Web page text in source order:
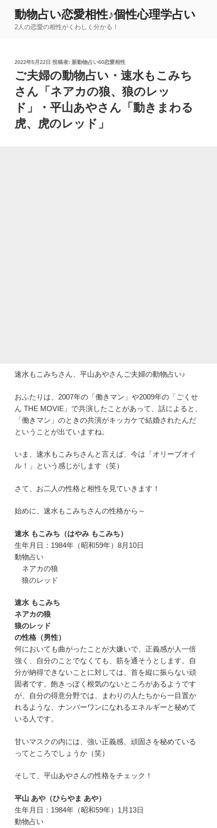
動物占い恋愛相性♪個性心理学占い
2人の恋愛の相性がくわしく分かる！
投
稿
日:
2022年5月22日 投稿者: 新動物占い60恋愛相性
ご夫婦の動物占い・速水もこみち
さん「ネアカの狼、狼のレッ
ド」・平山あやさん「動きまわる
虎、虎のレッド」
速水もこみちさん、平山あやさんご夫婦の動物占い♪
おふたりは、2007年の「働きマン」や2009年の「ごくせ
ん THE MOVIE」で共演したことがあって、話によると、
「働きマン」のときの共演がキッカケで結婚されたんだ
ということが出ていますね。
いま、速水もこみちさんと言えば、今は「オリーブオイ
ル！」という感じがします（笑）
さて、お二人の性格と相性を見ていきます！
始めに、速水もこみちさんの性格から～
速水 もこみち（はやみ もこみち）
生年月日：1984年（昭和59年）8月10日
動物占い
ネアカの狼
狼のレッド
速水 もこみち
ネアカの狼
狼のレッド
の性格（男性）
何においても曲がったことが大嫌いで、正義感が人一倍
強く、自分のことでなくても、筋を通そうとします。自
分が納得できないことに対しては、首を縦に振らない頑
固者です。飽きっぽく根気のないところがあるようです
が、自分の得意分野では、まわりの人たちから一目置か
れるような、ナンバーワンになれるエネルギーと秘めて
いる人です。
甘いマスクの内には、強い正義感、頑固さを秘めている
ってところでしょうか（笑）
そして、平山あやさんの性格をチェック！
平山 あや（ひらやま あや）
生年月日：1984年（昭和59年）1月13日
動物占い